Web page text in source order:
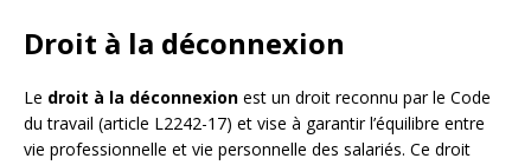
Droit à la déconnexion
Le droit à la déconnexion est un droit reconnu par le Code
du travail (article L2242-17) et vise à garantir l’équilibre entre
vie professionnelle et vie personnelle des salariés. Ce droit